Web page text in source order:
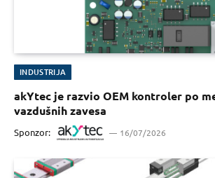
INDUSTRIJA
akYtec je razvio OEM kontroler po
vazdušnih zavesa
Sponzor: 16/07/2026